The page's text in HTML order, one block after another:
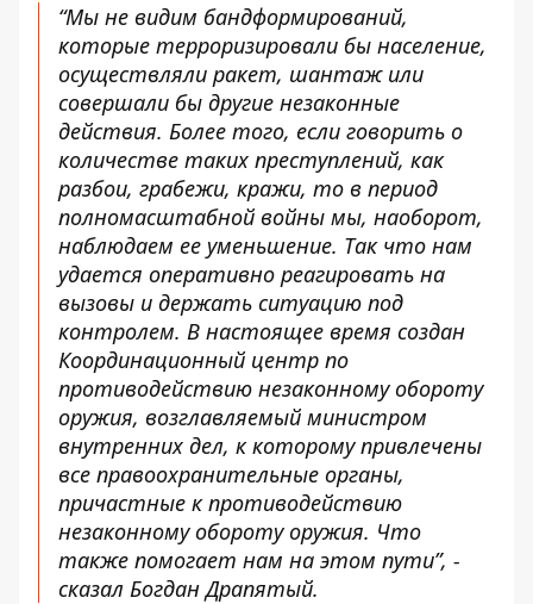
“Мы не видим бандформирований,
которые терроризировали бы население,
осуществляли ракет, шантаж или
совершали бы другие незаконные
действия. Более того, если говорить о
количестве таких преступлений, как
разбои, грабежи, кражи, то в период
полномасштабной войны мы, наоборот,
наблюдаем ее уменьшение. Так что нам
удается оперативно реагировать на
вызовы и держать ситуацию под
контролем. В настоящее время создан
Координационный центр по
противодействию незаконному обороту
оружия, возглавляемый министром
внутренних дел, к которому привлечены
все правоохранительные органы,
причастные к противодействию
незаконному обороту оружия. Что
также помогает нам на этом пути”, -
сказал Богдан Драпятый.